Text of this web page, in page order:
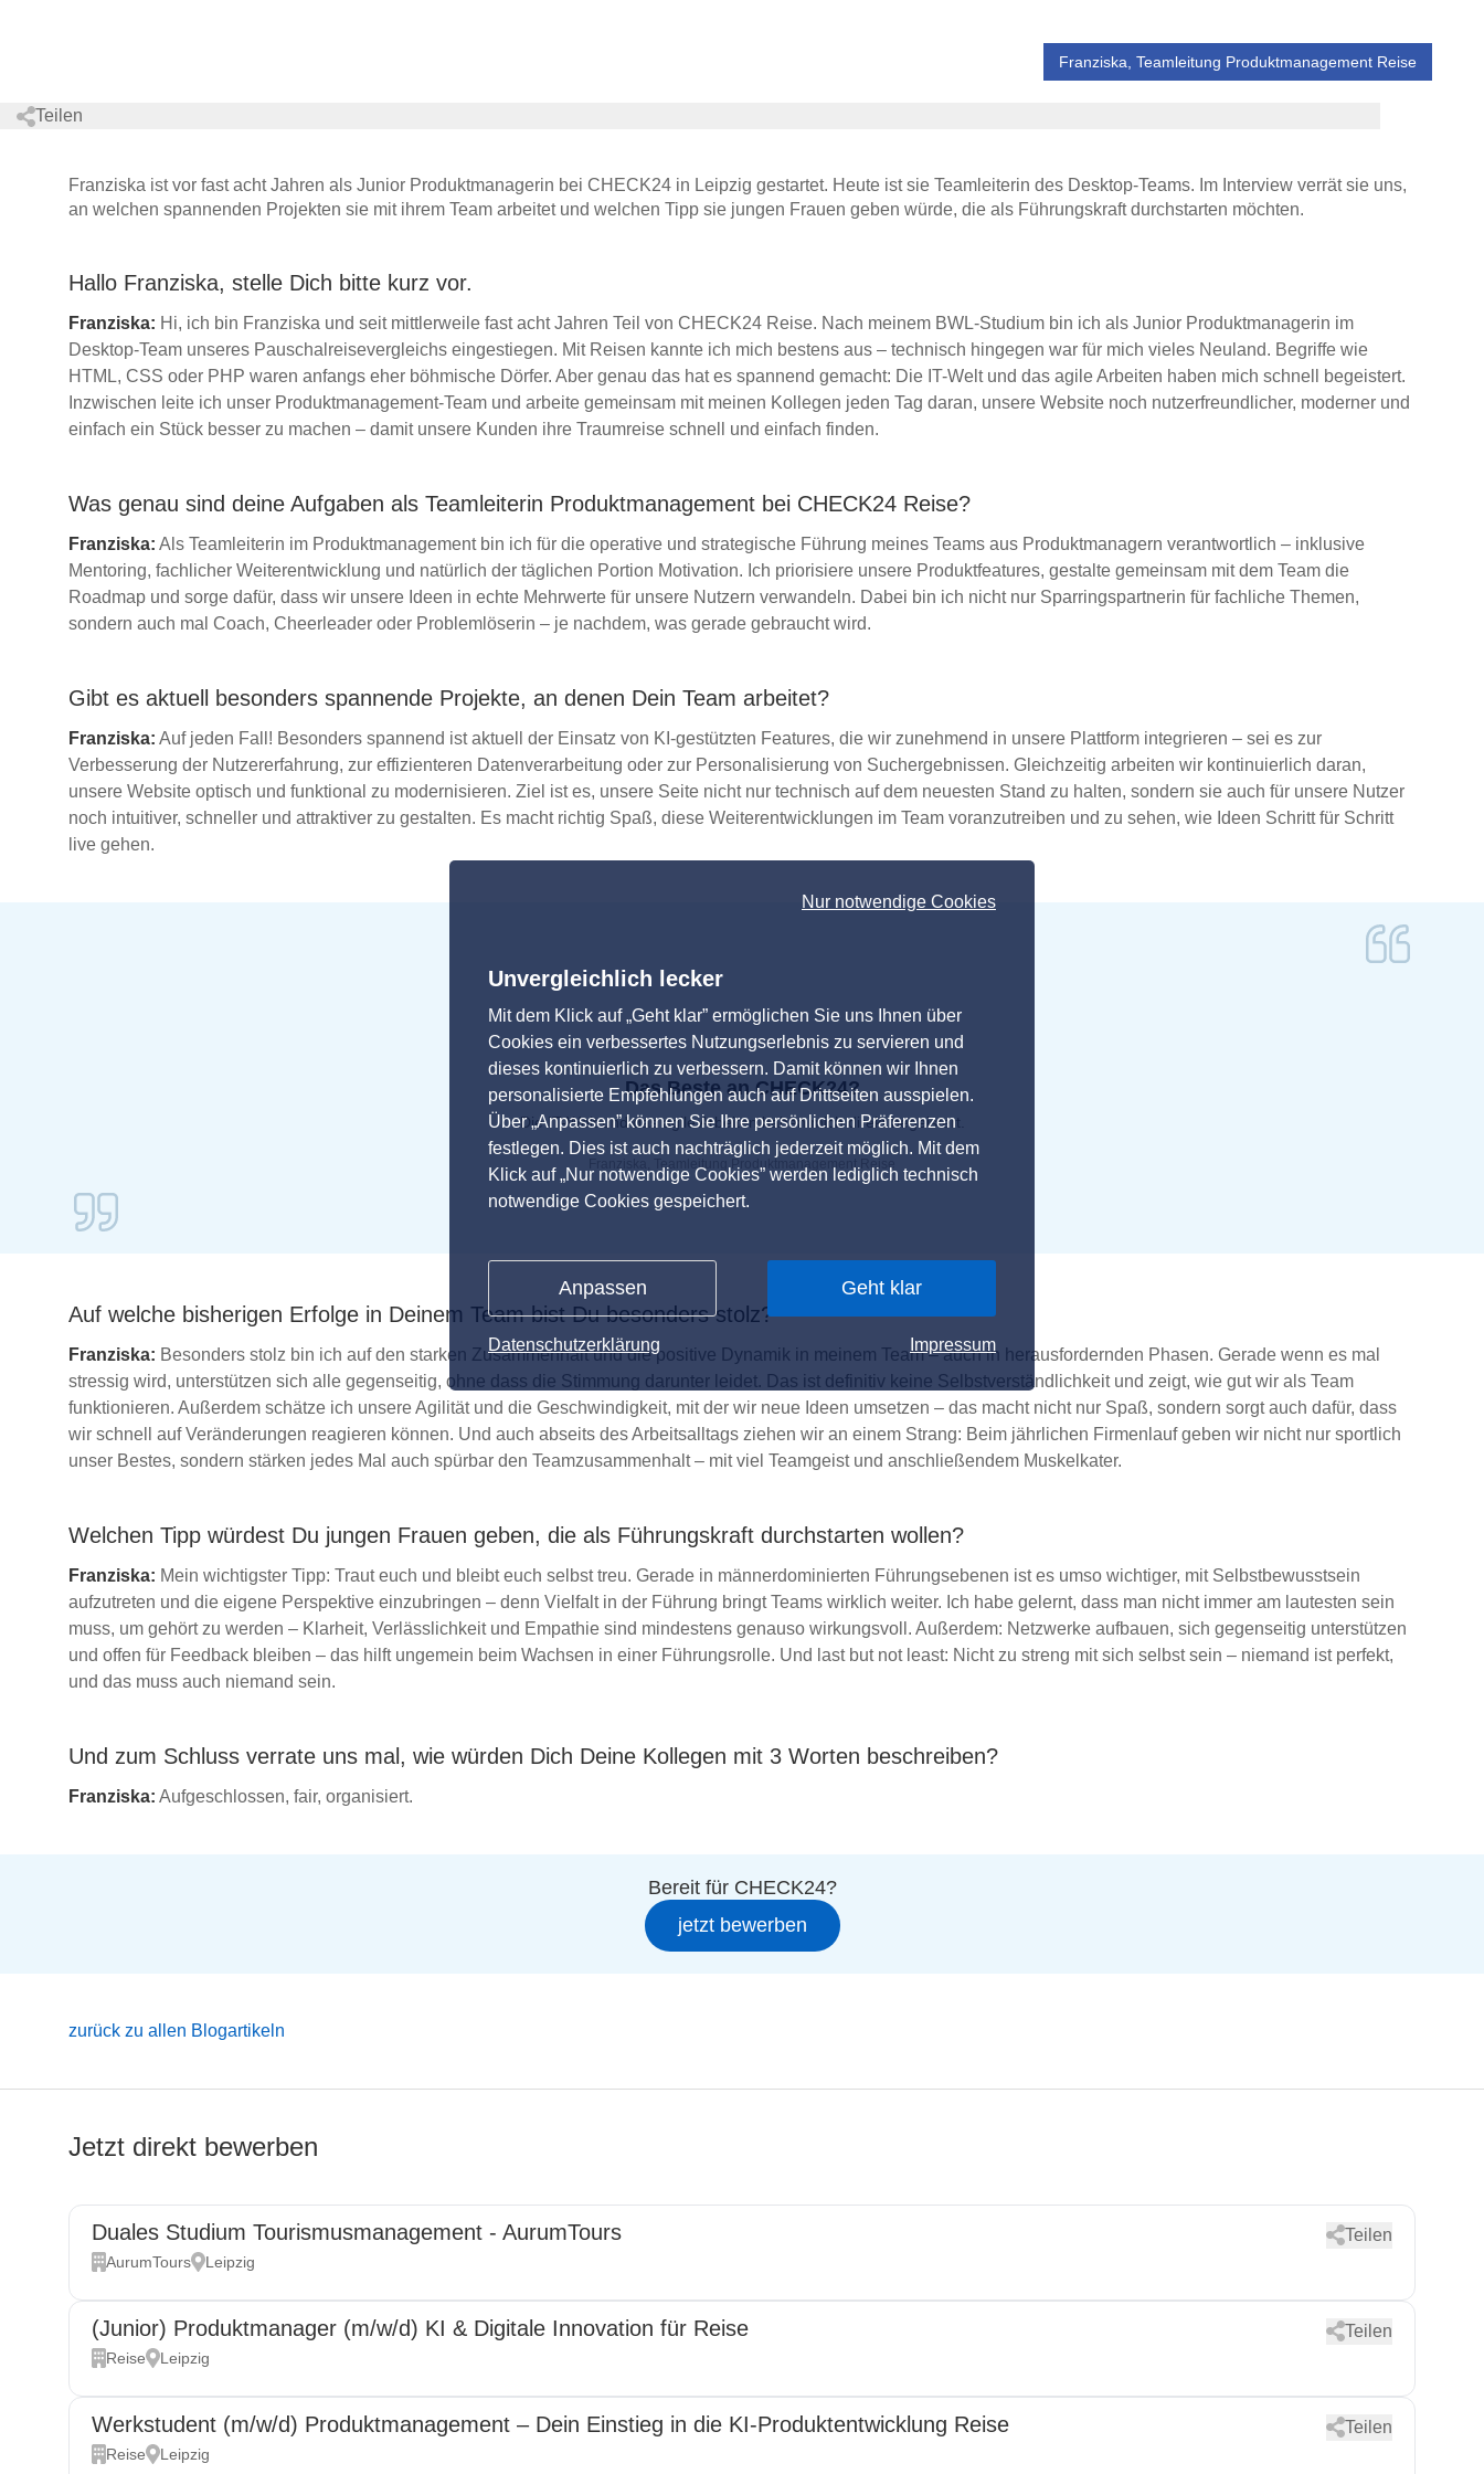
Nur notwendige Cookies
Unvergleichlich lecker
Mit dem Klick auf „Geht klar” ermöglichen Sie uns Ihnen über
Cookies ein verbessertes Nutzungserlebnis zu servieren und
dieses kontinuierlich zu verbessern. Damit können wir Ihnen
personalisierte Empfehlungen auch auf Drittseiten ausspielen.
Über „Anpassen” können Sie Ihre persönlichen Präferenzen
festlegen. Dies ist auch nachträglich jederzeit möglich. Mit dem
Klick auf „Nur notwendige Cookies” werden lediglich technisch
notwendige Cookies gespeichert.
Anpassen Geht klar
Datenschutzerklärung Impressum
Franziska, Teamleitung Produktmanagement Reise
Teilen
Franziska ist vor fast acht Jahren als Junior Produktmanagerin bei CHECK24 in Leipzig gestartet. Heute ist sie Teamleiterin des Desktop-Teams. Im Interview verrät sie uns,
an welchen spannenden Projekten sie mit ihrem Team arbeitet und welchen Tipp sie jungen Frauen geben würde, die als Führungskraft durchstarten möchten.
Hallo Franziska, stelle Dich bitte kurz vor.
Franziska: Hi, ich bin Franziska und seit mittlerweile fast acht Jahren Teil von CHECK24 Reise. Nach meinem BWL-Studium bin ich als Junior Produktmanagerin im
Desktop-Team unseres Pauschalreisevergleichs eingestiegen. Mit Reisen kannte ich mich bestens aus – technisch hingegen war für mich vieles Neuland. Begriffe wie
HTML, CSS oder PHP waren anfangs eher böhmische Dörfer. Aber genau das hat es spannend gemacht: Die IT-Welt und das agile Arbeiten haben mich schnell begeistert.
Inzwischen leite ich unser Produktmanagement-Team und arbeite gemeinsam mit meinen Kollegen jeden Tag daran, unsere Website noch nutzerfreundlicher, moderner und
einfach ein Stück besser zu machen – damit unsere Kunden ihre Traumreise schnell und einfach finden.
Was genau sind deine Aufgaben als Teamleiterin Produktmanagement bei CHECK24 Reise?
Franziska: Als Teamleiterin im Produktmanagement bin ich für die operative und strategische Führung meines Teams aus Produktmanagern verantwortlich – inklusive
Mentoring, fachlicher Weiterentwicklung und natürlich der täglichen Portion Motivation. Ich priorisiere unsere Produktfeatures, gestalte gemeinsam mit dem Team die
Roadmap und sorge dafür, dass wir unsere Ideen in echte Mehrwerte für unsere Nutzern verwandeln. Dabei bin ich nicht nur Sparringspartnerin für fachliche Themen,
sondern auch mal Coach, Cheerleader oder Problemlöserin – je nachdem, was gerade gebraucht wird.
Gibt es aktuell besonders spannende Projekte, an denen Dein Team arbeitet?
Franziska: Auf jeden Fall! Besonders spannend ist aktuell der Einsatz von KI-gestützten Features, die wir zunehmend in unsere Plattform integrieren – sei es zur
Verbesserung der Nutzererfahrung, zur effizienteren Datenverarbeitung oder zur Personalisierung von Suchergebnissen. Gleichzeitig arbeiten wir kontinuierlich daran,
unsere Website optisch und funktional zu modernisieren. Ziel ist es, unsere Seite nicht nur technisch auf dem neuesten Stand zu halten, sondern sie auch für unsere Nutzer
noch intuitiver, schneller und attraktiver zu gestalten. Es macht richtig Spaß, diese Weiterentwicklungen im Team voranzutreiben und zu sehen, wie Ideen Schritt für Schritt
live gehen.
Das Beste an CHECK24?
Die IT-Welt und das agile Arbeiten haben mich direkt begeistert.
Franziska, Teamleitung Produktmanagement Reise
Auf welche bisherigen Erfolge in Deinem Team bist Du besonders stolz?
Franziska: Besonders stolz bin ich auf den starken Zusammenhalt und die positive Dynamik in meinem Team – auch in herausfordernden Phasen. Gerade wenn es mal
stressig wird, unterstützen sich alle gegenseitig, ohne dass die Stimmung darunter leidet. Das ist definitiv keine Selbstverständlichkeit und zeigt, wie gut wir als Team
funktionieren. Außerdem schätze ich unsere Agilität und die Geschwindigkeit, mit der wir neue Ideen umsetzen – das macht nicht nur Spaß, sondern sorgt auch dafür, dass
wir schnell auf Veränderungen reagieren können. Und auch abseits des Arbeitsalltags ziehen wir an einem Strang: Beim jährlichen Firmenlauf geben wir nicht nur sportlich
unser Bestes, sondern stärken jedes Mal auch spürbar den Teamzusammenhalt – mit viel Teamgeist und anschließendem Muskelkater.
Welchen Tipp würdest Du jungen Frauen geben, die als Führungskraft durchstarten wollen?
Franziska: Mein wichtigster Tipp: Traut euch und bleibt euch selbst treu. Gerade in männerdominierten Führungsebenen ist es umso wichtiger, mit Selbstbewusstsein
aufzutreten und die eigene Perspektive einzubringen – denn Vielfalt in der Führung bringt Teams wirklich weiter. Ich habe gelernt, dass man nicht immer am lautesten sein
muss, um gehört zu werden – Klarheit, Verlässlichkeit und Empathie sind mindestens genauso wirkungsvoll. Außerdem: Netzwerke aufbauen, sich gegenseitig unterstützen
und offen für Feedback bleiben – das hilft ungemein beim Wachsen in einer Führungsrolle. Und last but not least: Nicht zu streng mit sich selbst sein – niemand ist perfekt,
und das muss auch niemand sein.
Und zum Schluss verrate uns mal, wie würden Dich Deine Kollegen mit 3 Worten beschreiben?
Franziska: Aufgeschlossen, fair, organisiert.
Bereit für CHECK24?
jetzt bewerben
zurück zu allen Blogartikeln
Jetzt direkt bewerben
Duales Studium Tourismusmanagement - AurumTours Teilen
AurumTours Leipzig
(Junior) Produktmanager (m/w/d) KI & Digitale Innovation für Reise Teilen
Reise Leipzig
Werkstudent (m/w/d) Produktmanagement – Dein Einstieg in die KI-Produktentwicklung Reise Teilen
Reise Leipzig